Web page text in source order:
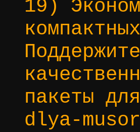
19)
пакеты
dlya-